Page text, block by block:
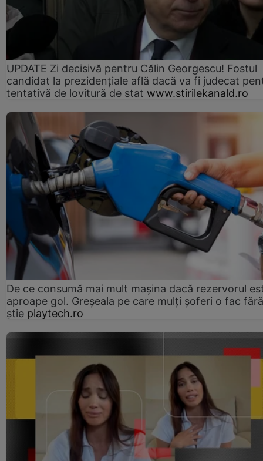
UPDATE Zi decisivă pentru Călin Georgescu! Fostul
candidat la prezidențiale află dacă va fi judecat
tentativă de lovitură de stat www.stirilekanald.ro
De ce consumă mai mult mașina dacă rezervorul
aproape gol. Greșeala pe care mulți șoferi o fac
știe playtech.ro